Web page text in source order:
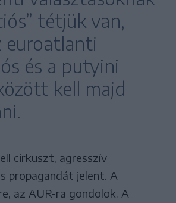
tétjük van,
euroatlanti
és a putyini
kell majd
cirkuszt, agresszív
propagandát jelent. A
az AUR-ra gondolok. A